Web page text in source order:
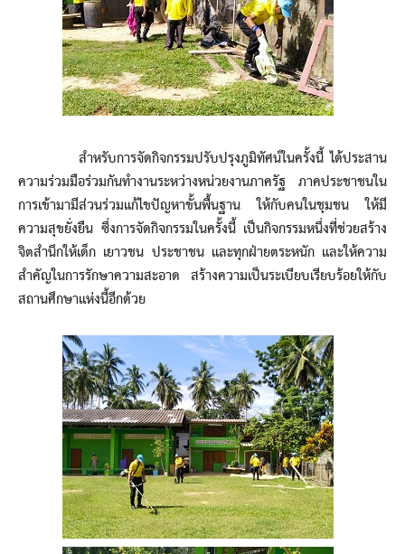
สำหรับการจัดกิจกรรมปรับปรุงภูมิทัศน์ในครั้งนี้ ได้ประสาน
ความร่วมมือร่วมกันทำงานระหว่างหน่วยงานภาครัฐ ภาคประชาชนใน
การเข้ามามีส่วนร่วมแก้ไขปัญหาขั้นพื้นฐาน ให้กับคนในชุมชน ให้มี
ความสุขยั่งยืน ซึ่งการจัดกิจกรรมในครั้งนี้ เป็นกิจกรรมหนึ่งที่ช่วยสร้าง
จิตสำนึกให้เด็ก เยาวชน ประชาชน และทุกฝ่ายตระหนัก และให้ความ
สำคัญในการรักษาความสะอาด สร้างความเป็นระเบียบเรียบร้อยให้กับ
สถานศึกษาแห่งนี้อีกด้วย